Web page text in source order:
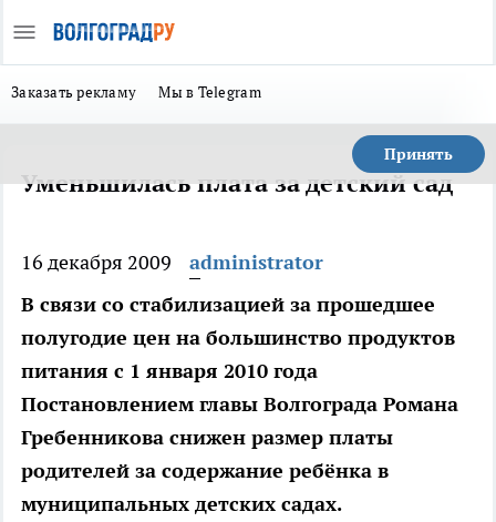
Заказать рекламу Мы в Telegram
Принять
Уменьшилась плата за детский сад
16 декабря 2009
administrator
В связи со стабилизацией за прошедшее
полугодие цен на большинство продуктов
питания с 1 января 2010 года
Постановлением главы Волгограда Романа
Гребенникова снижен размер платы
родителей за содержание ребёнка в
муниципальных детских садах.